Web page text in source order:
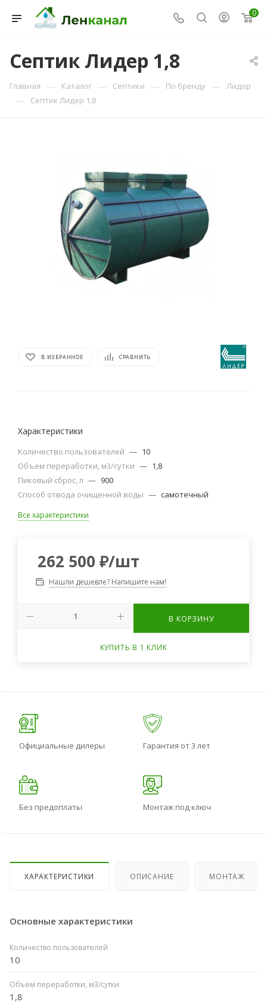
0
Септик Лидер 1,8
Главная — Каталог — Септики — По бренду — Лидер
— Септик Лидер 1,8
В ИЗБРАННОЕ СРАВНИТЬ
Характеристики
Количество пользователей — 10
Объем переработки, м3/сутки — 1,8
Пиковый сброс, л — 900
Способ отвода очищенной воды — самотечный
Все характеристики
262 500 ₽/шт
Нашли дешевле? Напишите нам!
В КОРЗИНУ
КУПИТЬ В 1 КЛИК
Официальные дилеры Гарантия от 3 лет
Без предоплаты Монтаж под ключ
ХАРАКТЕРИСТИКИ ОПИСАНИЕ МОНТАЖ
Основные характеристики
Количество пользователей
10
Объем переработки, м3/сутки
1,8